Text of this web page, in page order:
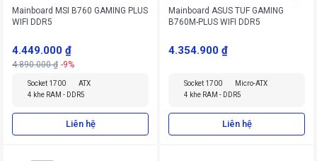
Mainboard MSI B760 GAMING PLUS
WIFI DDR5
4.449.000 ₫
4.890.000 ₫ -9%
Socket 1700
ATX
4 khe RAM - DDR5
Liên hệ
Mainboard ASUS TUF GAMING
B760M-PLUS WIFI DDR5
4.354.900 ₫
Socket 1700
Micro-ATX
4 khe RAM - DDR5
Liên hệ